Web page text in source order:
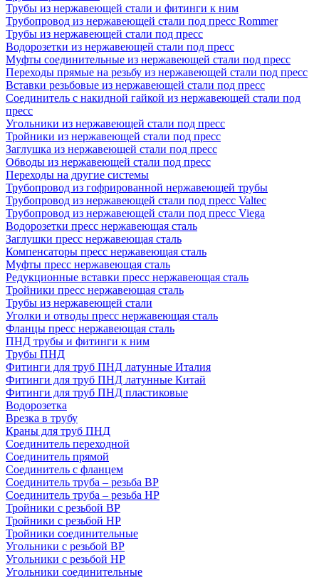
Трубы из нержавеющей стали и фитинги к ним
Трубопровод из нержавеющей стали под пресс Rommer
Трубы из нержавеющей стали под пресс
Водорозетки из нержавеющей стали под пресс
Муфты соединительные из нержавеющей стали под пресс
Переходы прямые на резьбу из нержавеющей стали под пресс
Вставки резьбовые из нержавеющей стали под пресс
Соединитель с накидной гайкой из нержавеющей стали под
пресс
Угольники из нержавеющей стали под пресс
Тройники из нержавеющей стали под пресс
Заглушка из нержавеющей стали под пресс
Обводы из нержавеющей стали под пресс
Переходы на другие системы
Трубопровод из гофрированной нержавеющей трубы
Трубопровод из нержавеющей стали под пресс Valtec
Трубопровод из нержавеющей стали под пресс Viega
Водорозетки пресс нержавеющая сталь
Заглушки пресс нержавеющая сталь
Компенсаторы пресс нержавеющая сталь
Муфты пресс нержавеющая сталь
Редукционные вставки пресс нержавеющая сталь
Тройники пресс нержавеющая сталь
Трубы из нержавеющей стали
Уголки и отводы пресс нержавеющая сталь
Фланцы пресс нержавеющая сталь
ПНД трубы и фитинги к ним
Трубы ПНД
Фитинги для труб ПНД латунные Италия
Фитинги для труб ПНД латунные Китай
Фитинги для труб ПНД пластиковые
Водорозетка
Врезка в трубу
Краны для труб ПНД
Соединитель переходной
Соединитель прямой
Соединитель с фланцем
Соединитель труба – резьба ВР
Соединитель труба – резьба НР
Тройники с резьбой ВР
Тройники с резьбой НР
Тройники соединительные
Угольники с резьбой ВР
Угольники с резьбой НР
Угольники соединительные